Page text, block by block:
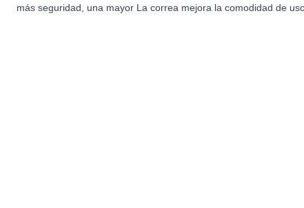
más seguridad, una mayor La correa mejora la comodidad de